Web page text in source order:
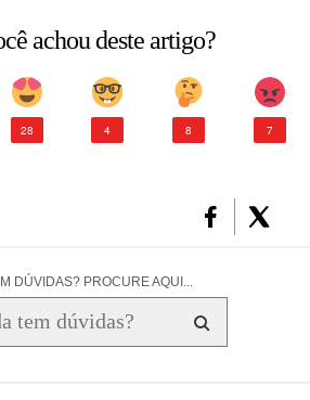
achou deste artigo?
28 4 8 7
DÚVIDAS? PROCURE AQUI...